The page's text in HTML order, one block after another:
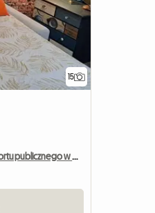
15
Przytulny apartament blisko transportu publicznego w Wielkim Lyonie